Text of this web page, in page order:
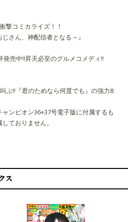
撃コミカライズ！！
さん、神配信者となる～』
売中!!昇天必至のグルメコメディ‼
ぶ‼『君のためなら何度でも』の強力8
ンピオン36+37号電子版に付属するも
ておりません。